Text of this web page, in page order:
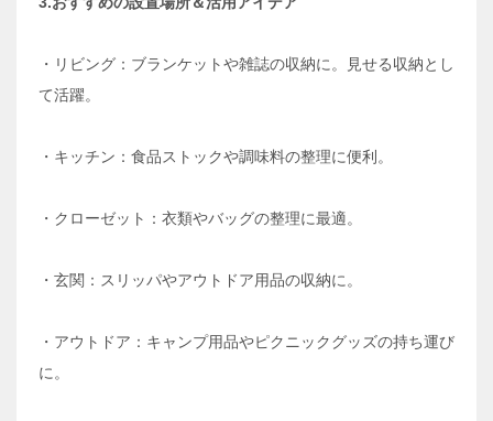
・リビング：ブランケットや雑誌の収納に。見せる収納とし
て活躍。
・キッチン：食品ストックや調味料の整理に便利。
・クローゼット：衣類やバッグの整理に最適。
・玄関：スリッパやアウトドア用品の収納に。
・アウトドア：キャンプ用品やピクニックグッズの持ち運び
に。